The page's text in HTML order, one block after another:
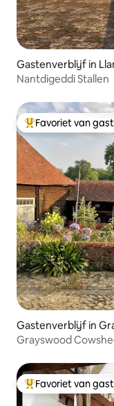
Gastenverblijf in
Nantdigeddi Stallen
Topfavoriet van
Favoriet van
Gastenverblijf in
Grayswood
Topfavoriet van
Favoriet van